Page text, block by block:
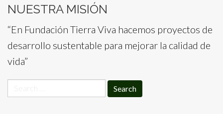
NUESTRA MISIÓN
“En Fundación Tierra Viva hacemos proyectos de
desarrollo sustentable para mejorar la calidad de
vida”
for: